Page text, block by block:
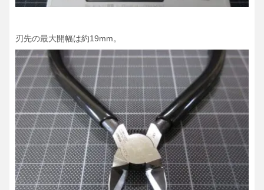
刃先の最大開幅は約19mm。